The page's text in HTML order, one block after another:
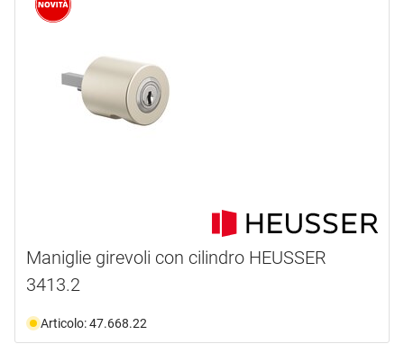
Maniglie girevoli con cilindro HEUSSER
3413.2
Articolo: 47.668.22